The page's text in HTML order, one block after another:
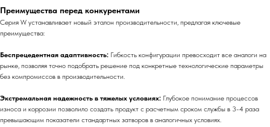
Преимущества перед конкурентами
Серия W устанавливает новый эталон производительности, предлагая ключевые
преимущества:
Беспрецедентная адаптивность: Гибкость конфигурации превосходит все аналоги на
рынке, позволяя точно подобрать решение под конкретные технологические параметры
без компромиссов в производительности.
Экстремальная надежность в тяжелых условиях: Глубокое понимание процессов
износа и коррозии позволило создать продукт с расчетным сроком службы в 3-4 раза
превышающим показатели стандартных затворов в аналогичных условиях.